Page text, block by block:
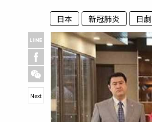
日本 新冠肺炎 日劇
Next